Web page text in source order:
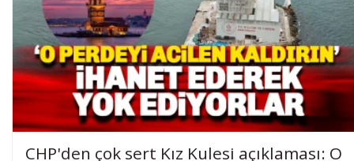
CHP'den çok sert Kız Kulesi açıklaması: O